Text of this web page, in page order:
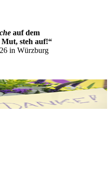
auf dem
Mut, steh auf!“
in Würzburg